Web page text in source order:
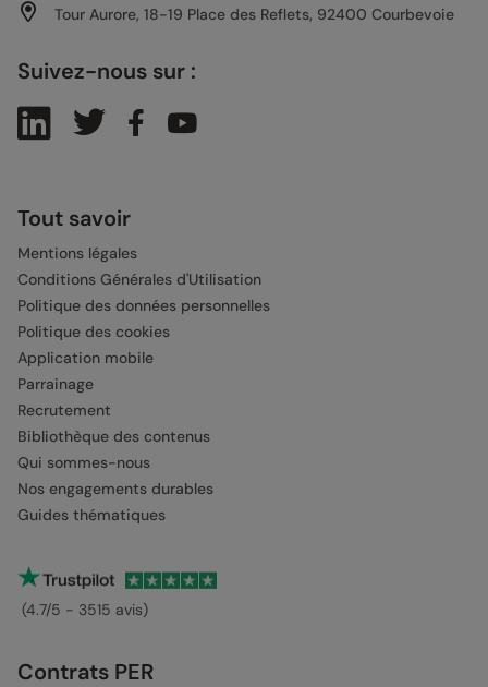
Tour Aurore, 18-19 Place des Reflets, 92400 Courbevoie
Suivez-nous sur :
Tout savoir
Mentions légales
Conditions Générales d'Utilisation
Politique des données personnelles
Politique des cookies
Application mobile
Parrainage
Recrutement
Bibliothèque des contenus
Qui sommes-nous
Nos engagements durables
Guides thématiques
(4.7/5 - 3515 avis)
Contrats PER